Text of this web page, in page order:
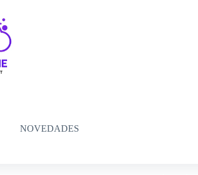
NOVEDADES